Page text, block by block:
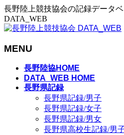
長野陸上競技協会の記録データ
DATA_WEB
MENU
長野陸協HOME
DATA_WEB HOME
長野県記録
長野県記録/男子
長野県記録/女子
長野県記録/男女
長野県高校生記録/男